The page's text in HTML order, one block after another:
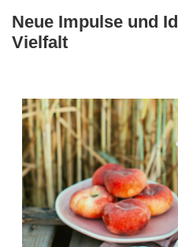
Neue Impulse und
Vielfalt